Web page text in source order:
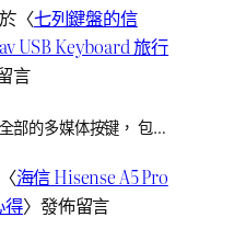
〈七列鍵盤的信
USB Keyboard 旅行
言
部的多媒体按键， 包…
海信 Hisense A5 Pro
得〉發佈留言